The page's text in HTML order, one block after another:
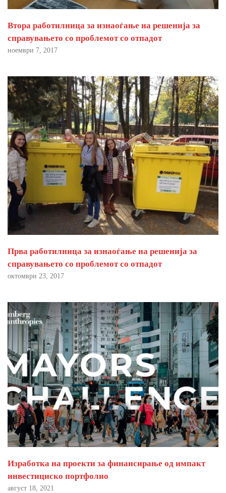
Втора работилница за изнаоѓање на решенија за
справувањето со проблемот со отпадот
ноември 7, 2017
Прва работилница за изнаоѓање на решенија за
справувањето со проблемот со отпадот
октомври 23, 2017
Изработка на проекти за финансирање од импакт
инвестициско портфолио
август 18, 2021